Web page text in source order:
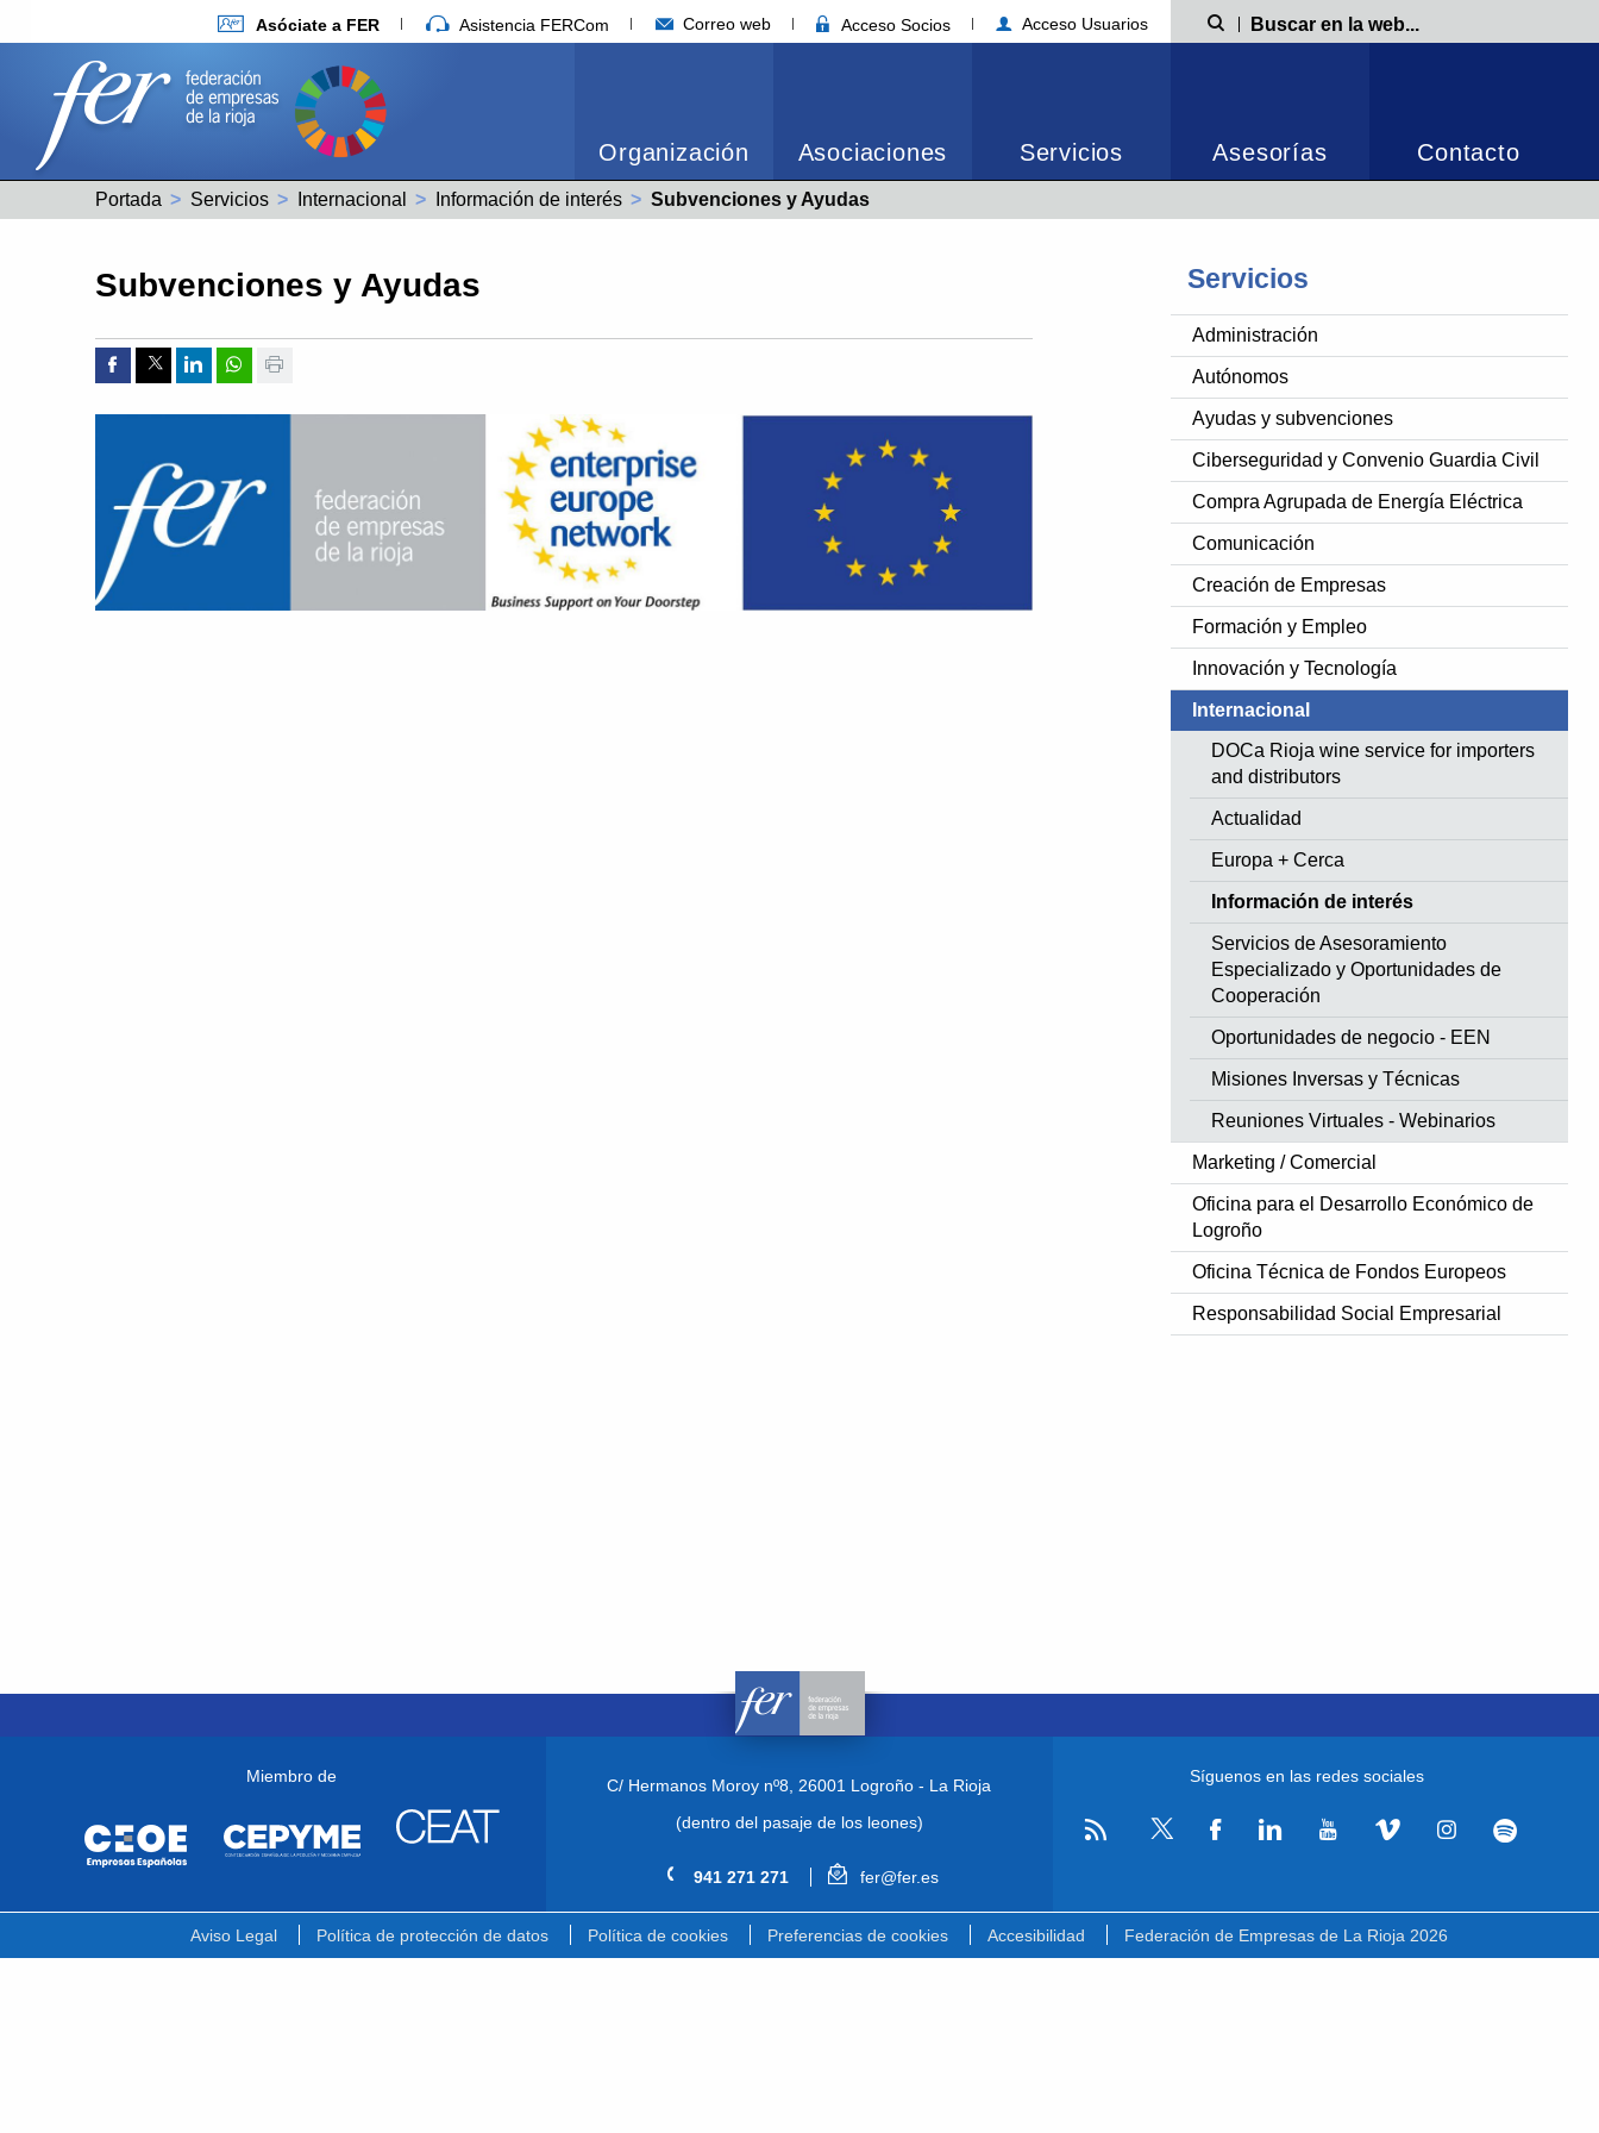
Asóciate a FER Asistencia FERCom Correo web Acceso Socios Acceso Usuarios Búsqueda
Organización Asociaciones Servicios Asesorías Contacto
Portada Servicios Internacional Información de interés Actual:
Subvenciones y Ayudas
Servicios
Administración
Autónomos
Ayudas y subvenciones
Ciberseguridad y Convenio Guardia Civil
Compra Agrupada de Energía Eléctrica
Comunicación
Creación de Empresas
Formación y Empleo
Innovación y Tecnología
Internacional
DOCa Rioja wine service for importers
and distributors
Actualidad
Europa + Cerca
Información de interés
Servicios de Asesoramiento
Especializado y Oportunidades de
Cooperación
Oportunidades de negocio - EEN
Misiones Inversas y Técnicas
Reuniones Virtuales - Webinarios
Marketing / Comercial
Oficina para el Desarrollo Económico de
Logroño
Oficina Técnica de Fondos Europeos
Responsabilidad Social Empresarial
Subvenciones y Ayudas
Compartir por Facebook
Compartir por Twitter
Compartir por Linkedin
Compartir por whatsapp
Miembro de C/ Hermanos Moroy nº8, 26001 Logroño - La Rioja
(dentro del pasaje de los leones)
941 271 271 fer@fer.es
Síguenos en las redes sociales
Aviso Legal Política de protección de datos Política de cookies Preferencias de cookies Accesibilidad Federación de Empresas de La Rioja 2026